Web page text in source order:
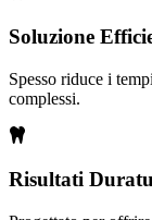
Soluzione
Spesso riduce i
complessi.
Risultati